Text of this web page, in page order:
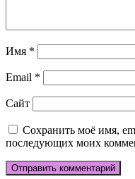
Имя *
Email *
Сайт
Сохранить моё имя,
последующих моих